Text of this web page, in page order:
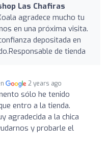
Las Chafiras
agradece mucho tu
en una próxima visita.
depositada en
de tienda
2 years ago
sólo he tenido
entro a la tienda.
agradecida a la chica
y probarle el